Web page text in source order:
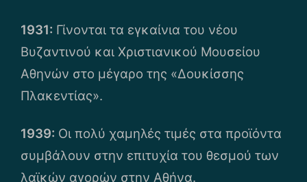
1931: Γίνονται τα εγκαίνια του νέου
Βυζαντινού και Χριστιανικού Μουσείου
Αθηνών στο μέγαρο της «Δουκίσσης
Πλακεντίας».
1939: Οι πολύ χαμηλές τιμές στα προϊόντα
συμβάλουν στην επιτυχία του θεσμού των
λαϊκών αγορών στην Αθήνα.